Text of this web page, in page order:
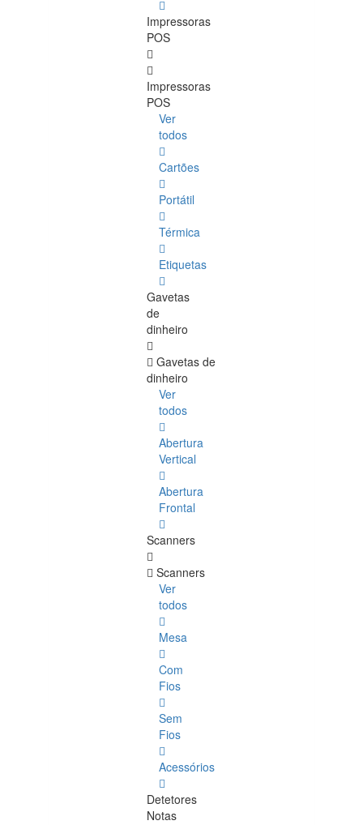
Impressoras
POS
Impressoras
POS
Ver
todos
Cartões
Portátil
Térmica
Etiquetas
Gavetas
de
dinheiro
Gavetas de
dinheiro
Ver
todos
Abertura
Vertical
Abertura
Frontal
Scanners
Scanners
Ver
todos
Mesa
Com
Fios
Sem
Fios
Acessórios
Detetores
Notas